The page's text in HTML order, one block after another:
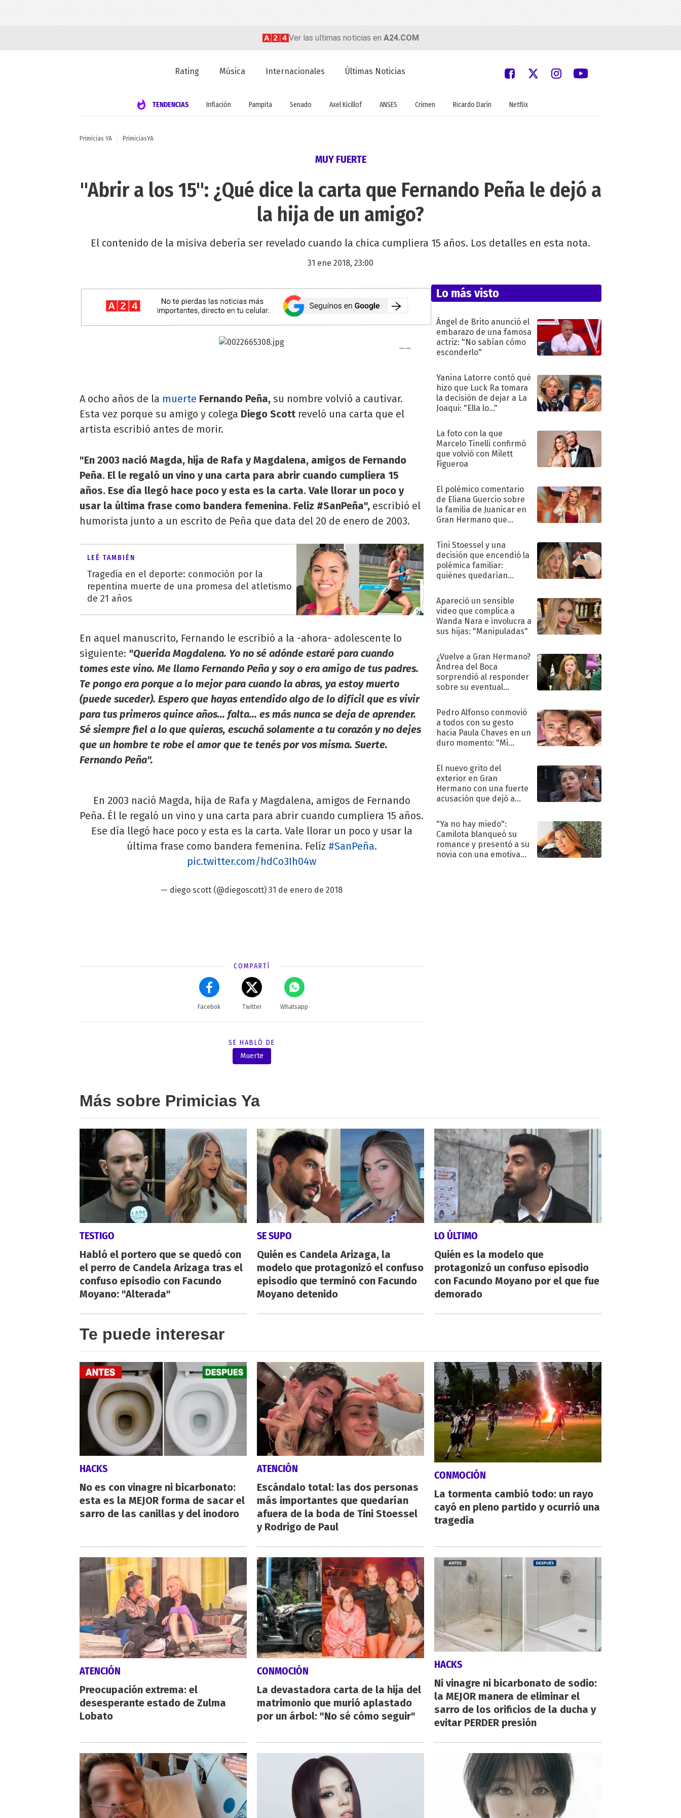
Ver las ultimas noticias en A24.COM
Rating Música Internacionales Últimas Noticias
TENDENCIAS Inflación Pampita Senado Axel Kicillof ANSES Crimen Ricardo Darín Netflix
Primicias YA PrimiciasYA
MUY FUERTE
"Abrir a los 15": ¿Qué dice la carta que Fernando Peña le dejó a
la hija de un amigo?
El contenido de la misiva debería ser revelado cuando la chica cumpliera 15 años. Los detalles en esta nota.
31 ene 2018, 23:00
A ocho años de la muerte Fernando Peña, su nombre volvió a cautivar.
Esta vez porque su amigo y colega Diego Scottreveló una carta que el
artista escribió antes de morir.
"En 2003 nació Magda, hija de Rafa y Magdalena, amigos de Fernando
Peña. El le regaló un vino y una carta para abrir cuando cumpliera 15
años. Ese día llegó hace poco y esta es la carta. Vale llorar un poco y
usar la última frase como bandera femenina. Feliz #SanPeña", escribió el
humorista junto a un escrito de Peña que data del 20 de enero de 2003.
LEÉ TAMBIÉN
Tragedia en el deporte: conmoción por la
repentina muerte de una promesa del atletismo
de 21 años
En aquel manuscrito, Fernando le escribió a la -ahora- adolescente lo
siguiente: "Querida Magdalena. Yo no sé adónde estaré para cuando
tomes este vino. Me llamo Fernando Peña y soy o era amigo de tus padres.
Te pongo era porque a lo mejor para cuando la abras, ya estoy muerto
(puede suceder). Espero que hayas entendido algo de lo difícil que es vivir
para tus primeros quince años... falta... es más nunca se deja de aprender.
Sé siempre fiel a lo que quieras, escuchá solamente a tu corazón y no dejes
que un hombre te robe el amor que te tenés por vos misma. Suerte.
Fernando Peña".
En 2003 nació Magda, hija de Rafa y Magdalena, amigos de Fernando
Peña. Él le regaló un vino y una carta para abrir cuando cumpliera 15 años.
Ese día llegó hace poco y esta es la carta. Vale llorar un poco y usar la
última frase como bandera femenina. Felíz #SanPeña.
pic.twitter.com/hdCo3Ih04w
— diego scott (@diegoscott)31 de enero de 2018
COMPARTÍ
Facebok Twitter Whatsapp
SE HABLÓ DE
Muerte
Lo más visto
Ángel de Brito anunció el
embarazo de una famosa
actriz: "No sabían cómo
esconderlo"
Yanina Latorre contó qué
hizo que Luck Ra tomara
la decisión de dejar a La
Joaqui: "Ella lo..."
La foto con la que
Marcelo Tinelli confirmó
que volvió con Milett
Figueroa
El polémico comentario
de Eliana Guercio sobre
la familia de Juanicar en
Gran Hermano que
Tini Stoessel y una
decisión que encendió la
polémica familiar:
quiénes quedarían
Apareció un sensible
video que complica a
Wanda Nara e involucra a
sus hijas: "Manipuladas"
¿Vuelve a Gran Hermano?
Andrea del Boca
sorprendió al responder
sobre su eventual
Pedro Alfonso conmovió
a todos con su gesto
hacia Paula Chaves en un
duro momento: "Mi
terapéutico"
El nuevo grito del
exterior en Gran
Hermano con una fuerte
acusación que dejó a
"Traidora"
"Ya no hay miedo":
Camilota blanqueó su
romance y presentó a su
novia con una emotiva
Más sobre Primicias Ya
TESTIGO
Habló el portero que se quedó con
el perro de Candela Arizaga tras el
confuso episodio con Facundo
Moyano: "Alterada"
SE SUPO
Quién es Candela Arizaga, la
modelo que protagonizó el confuso
episodio que terminó con Facundo
Moyano detenido
LO ÚLTIMO
Quién es la modelo que
protagonizó un confuso episodio
con Facundo Moyano por el que fue
demorado
Te puede interesar
HACKS
No es con vinagre ni bicarbonato:
esta es la MEJOR forma de sacar el
sarro de las canillas y del inodoro
ATENCIÓN
Escándalo total: las dos personas
más importantes que quedarían
afuera de la boda de Tini Stoessel
y Rodrigo de Paul
CONMOCIÓN
La tormenta cambió todo: un rayo
cayó en pleno partido y ocurrió una
tragedia
ATENCIÓN
Preocupación extrema: el
desesperante estado de Zulma
Lobato
CONMOCIÓN
La devastadora carta de la hija del
matrimonio que murió aplastado
por un árbol: "No sé cómo seguir"
HACKS
Ni vinagre ni bicarbonato de sodio:
la MEJOR manera de eliminar el
sarro de los orificios de la ducha y
evitar PERDER presión